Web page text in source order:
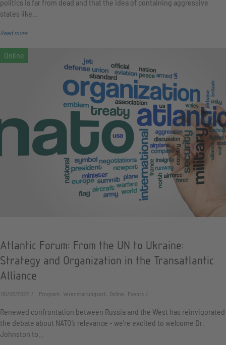
politics is far from dead and that the idea of containing aggressive
states like…
Read more
Atlantic Forum: From the UN to Ukraine:
Strategy and Organization in the Transatlantic
Alliance
05/03/2022 Program, Veranstaltungsart, Online, Events
Renewed confrontation between Russia and the West has reinvigorated
the debate about NATO’s relevance - we're excited to welcome Dr.
Johnston to…